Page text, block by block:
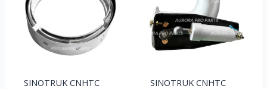
SINOTRUK CNHTC
SINOTRUK CNHTC